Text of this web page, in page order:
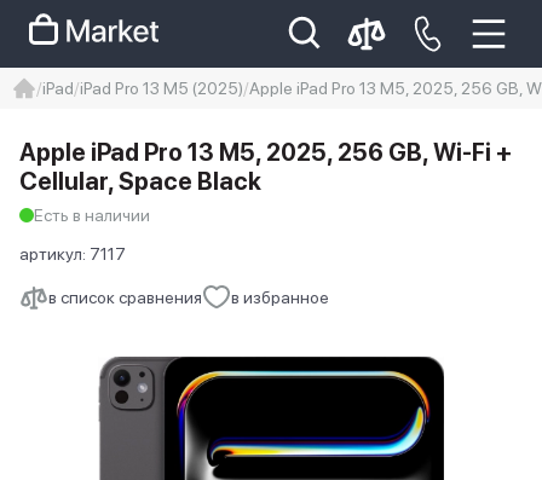
Iphone 14 pro max
айфон 14
iPad iPad Pro 13 M5 (2025) Apple iPad Pro 13 M5, 2025, 256 GB,
в список сравнения в избранное
Apple iPad Pro 13 M5, 2025, 256 GB, Wi-Fi +
Cellular, Space Black
Есть в наличии
артикул: 7117